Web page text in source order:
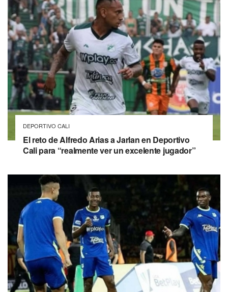
DEPORTIVO CALI
El reto de Alfredo Arias a Jarlan en Deportivo
Cali para “realmente ver un excelente jugador”